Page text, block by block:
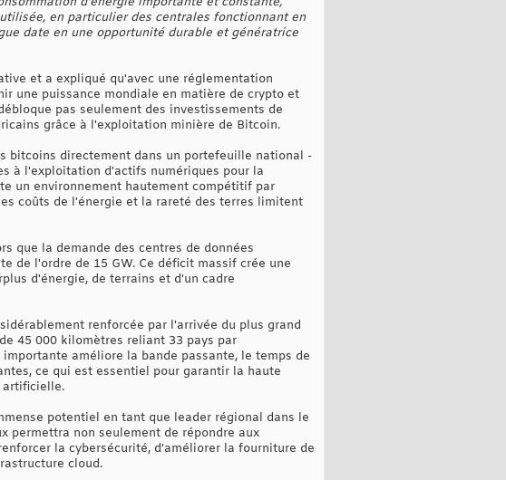
en particulier des centrales fonctionnant en
date en une opportunité durable et génératrice
et a expliqué qu'avec une réglementation
une puissance mondiale en matière de crypto et
pas seulement des investissements de
grâce à l'exploitation minière de Bitcoin.
bitcoins directement dans un portefeuille national -
à l'exploitation d'actifs numériques pour la
un environnement hautement compétitif par
coûts de l'énergie et la rareté des terres limitent
que la demande des centres de données
de l'ordre de 15 GW. Ce déficit massif crée une
d'énergie, de terrains et d'un cadre
renforcée par l'arrivée du plus grand
45 000 kilomètres reliant 33 pays par
améliore la bande passante, le temps de
ce qui est essentiel pour garantir la haute
artificielle.
potentiel en tant que leader régional dans le
permettra non seulement de répondre aux
la cybersécurité, d'améliorer la fourniture de
cloud.